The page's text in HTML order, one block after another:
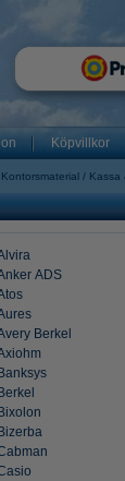
Köpvillkor
Kontorsmaterial Kassa
ADS
Berkel
Banksys
Berkel
Bixolon
Bizerba